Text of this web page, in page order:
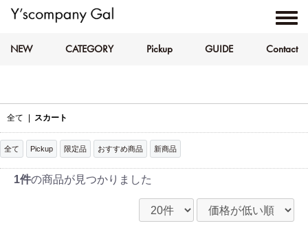
NEW CATEGORY Pickup GUIDE Contact
全て スカート
全て Pickup 限定品 おすすめ商品 新商品
1件の商品が見つかりました